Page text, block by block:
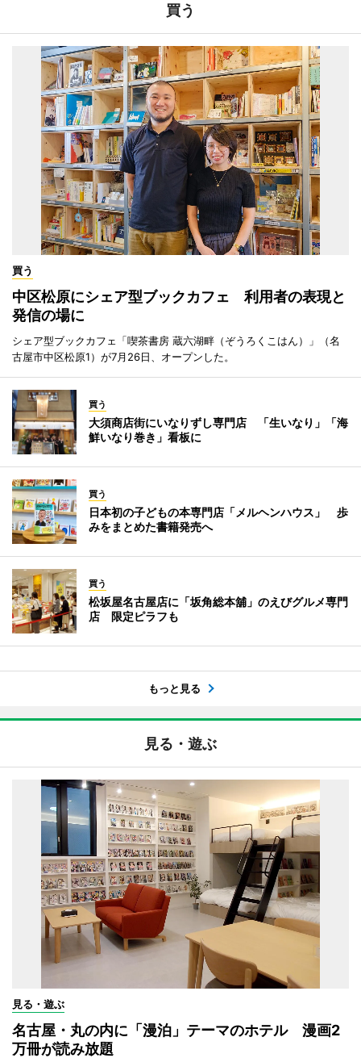
買う
買う
中区松原にシェア型ブックカフェ 利用者の表現と
発信の場に
シェア型ブックカフェ「喫茶書房 蔵六湖畔（ぞうろくこはん）」（名
古屋市中区松原1）が7月26日、オープンした。
買う
大須商店街にいなりずし専門店 「生いなり」「海
鮮いなり巻き」看板に
買う
日本初の子どもの本専門店「メルヘンハウス」 歩
みをまとめた書籍発売へ
買う
松坂屋名古屋店に「坂角総本舖」のえびグルメ専門
店 限定ピラフも
もっと見る
見る・遊ぶ
見る・遊ぶ
名古屋・丸の内に「漫泊」テーマのホテル 漫画2
万冊が読み放題